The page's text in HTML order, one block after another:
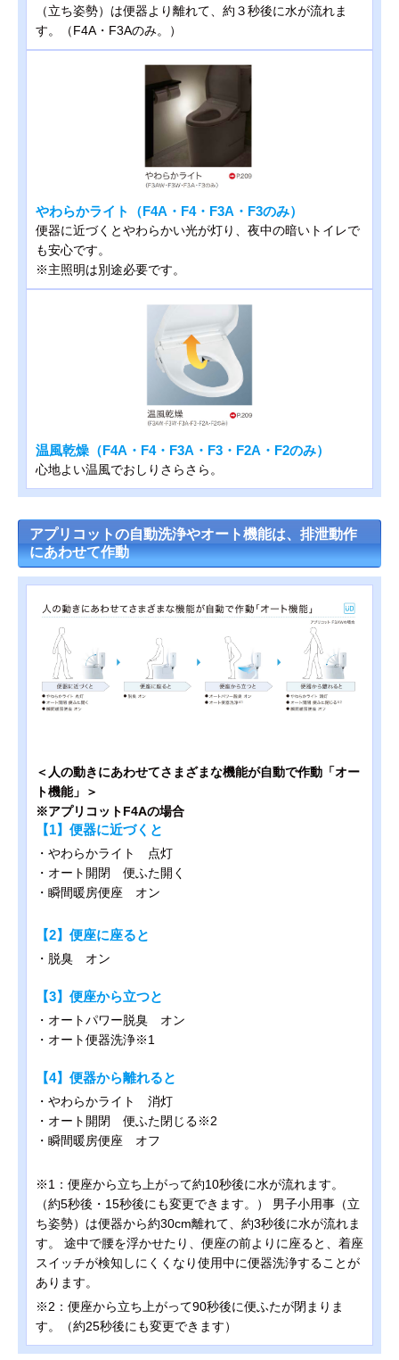
（立ち姿勢）は便器より離れて、約３秒後に水が流れま
す。（F4A・F3Aのみ。）
やわらかライト（F4A・F4・F3A・F3のみ）
便器に近づくとやわらかい光が灯り、夜中の暗いトイレで
も安心です。
※主照明は別途必要です。
温風乾燥（F4A・F4・F3A・F3・F2A・F2のみ）
心地よい温風でおしりさらさら。
アプリコットの自動洗浄やオート機能は、排泄動作
にあわせて作動
＜人の動きにあわせてさまざまな機能が自動で作動「オー
ト機能」＞
※アプリコットF4Aの場合
【1】便器に近づくと
・やわらかライト 点灯
・オート開閉 便ふた開く
・瞬間暖房便座 オン
【2】便座に座ると
・脱臭 オン
【3】便座から立つと
・オートパワー脱臭 オン
・オート便器洗浄※1
【4】便器から離れると
・やわらかライト 消灯
・オート開閉 便ふた閉じる※2
・瞬間暖房便座 オフ
※1：便座から立ち上がって約10秒後に水が流れます。
（約5秒後・15秒後にも変更できます。） 男子小用事（立
ち姿勢）は便器から約30cm離れて、約3秒後に水が流れま
す。 途中で腰を浮かせたり、便座の前よりに座ると、着座
スイッチが検知しにくくなり使用中に便器洗浄することが
あります。
※2：便座から立ち上がって90秒後に便ふたが閉まりま
す。（約25秒後にも変更できます）